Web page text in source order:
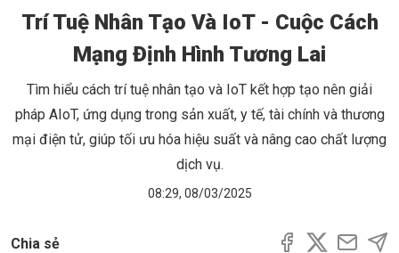
Trí Tuệ Nhân Tạo Và IoT - Cuộc Cách
Mạng Định Hình Tương Lai
Tìm hiểu cách trí tuệ nhân tạo và IoT kết hợp tạo nên giải
pháp AIoT, ứng dụng trong sản xuất, y tế, tài chính và thương
mại điện tử, giúp tối ưu hóa hiệu suất và nâng cao chất lượng
dịch vụ.
08:29, 08/03/2025
Chia sẻ